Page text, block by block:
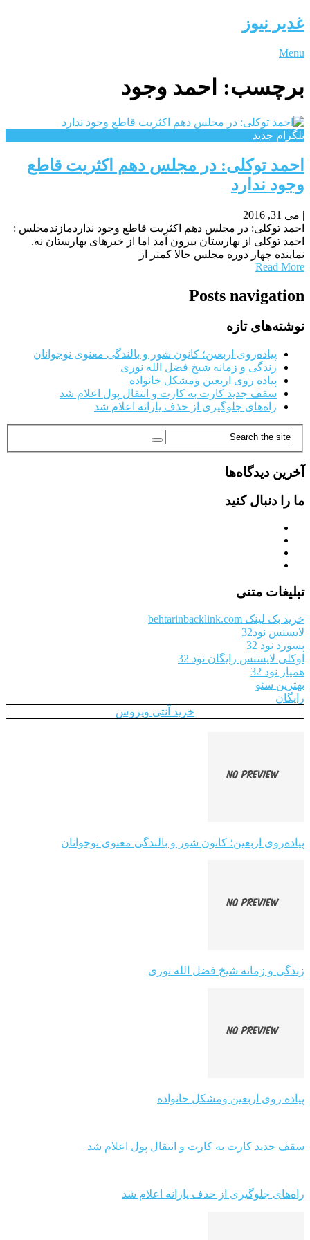
غدیر نیوز
Menu
برچسب: احمد وجود
تلگرام جدید
احمد توکلی: در مجلس دهم اکثریت قاطع
وجود ندارد
| می 31, 2016
احمد توکلی: در مجلس دهم اکثریت قاطع وجود نداردمازندمجلس :
احمد توکلی از بهارستان بیرون آمد اما از خبرهای بهارستان نه.
نماینده چهار دوره مجلس حالا کمتر از
Read More
Posts navigation
نوشته‌های تازه
پیاده‌روی اربعین؛ کانون شور و بالندگی معنوی نوجوانان
زندگی و زمانه شیخ فضل الله نوری
پیاده روی اربعین ومشکل خانواده
سقف جدید کارت به کارت و انتقال پول اعلام شد
راه‌های جلوگیری از حذف یارانه اعلام شد
آخرین دیدگاه‌ها
ما را دنبال کنید
تبلیغات متنی
خرید بک لینک behtarinbacklink.com
لایسنس نود32
پسورد نود 32
اوکلی لایسنس رایگان نود 32
همیار نود 32
بهترین سئو
رایگان
خرید آنتی ویروس
پیاده‌روی اربعین؛ کانون شور و بالندگی معنوی نوجوانان
زندگی و زمانه شیخ فضل الله نوری
پیاده روی اربعین ومشکل خانواده
سقف جدید کارت به کارت و انتقال پول اعلام شد
راه‌های جلوگیری از حذف یارانه اعلام شد